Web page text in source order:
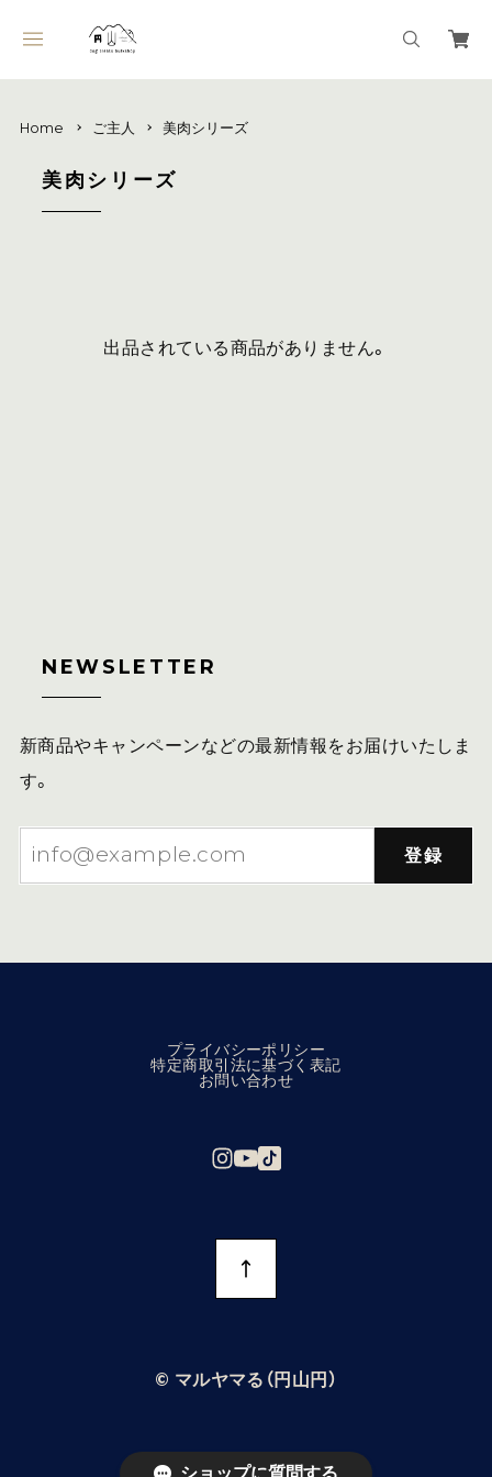
Home ご主人 美肉シリーズ
美肉シリーズ
出品されている商品がありません。
NEWSLETTER
新商品やキャンペーンなどの最新情報をお届けいたしま
す。
登録
プライバシーポリシー
特定商取引法に基づく表記
お問い合わせ
©︎ マルヤマる（円山円）